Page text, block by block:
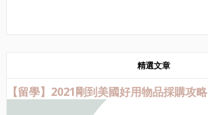
精選文章
【留學】2021剛到美國好用物品採購攻略